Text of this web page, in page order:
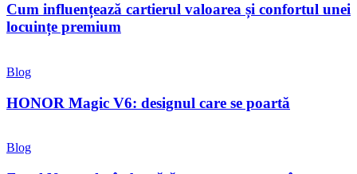
Cum influențează cartierul valoarea și confortul unei
locuințe premium
Blog
HONOR Magic V6: designul care se poartă
Blog